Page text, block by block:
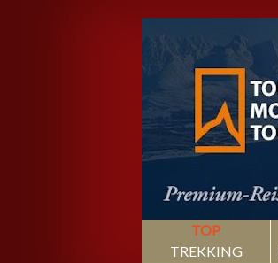
TOP
TREKKING